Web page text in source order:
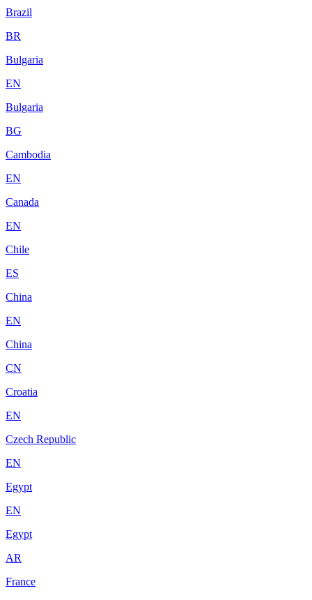
Brazil
BR
Bulgaria
EN
Bulgaria
BG
Cambodia
EN
Canada
EN
Chile
ES
China
EN
China
CN
Croatia
EN
Czech Republic
EN
Egypt
EN
Egypt
AR
France